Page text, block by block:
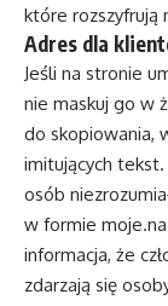
które rozszyfrują
Adres dla
Jeśli na stronie
nie maskuj go w
do skopiowania,
imitujących
osób
w formie
informacja, że
zdarzają się